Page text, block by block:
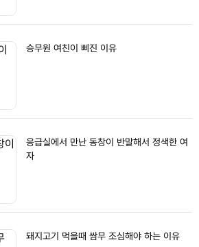
승무원 여친이 삐진 이유
응급실에서 만난 동창이 반말해서 정색한 여
자
돼지고기 먹을때 쌈무 조심해야 하는 이유